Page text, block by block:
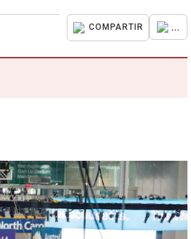
COMPARTIR ...